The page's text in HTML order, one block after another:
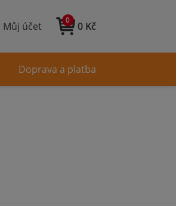
Můj účet 0 Kč
0
Doprava a platba